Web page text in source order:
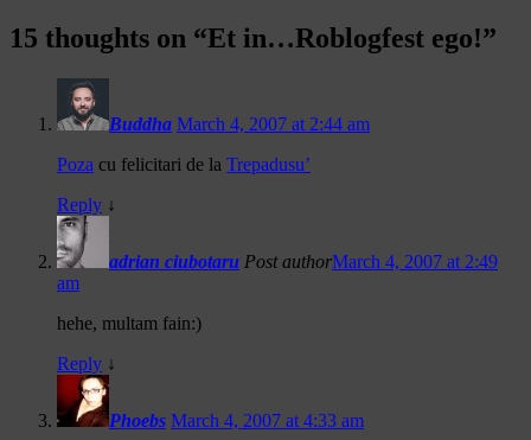
15 thoughts on “Et in…Roblogfest ego!”
Buddha March 4, 2007 at 2:44 am
Poza cu felicitari de la Trepadusu’
Reply ↓
adrian ciubotaru Post authorMarch 4, 2007 at 2:49
am
hehe, multam fain:)
Reply ↓
Phoebs March 4, 2007 at 4:33 am